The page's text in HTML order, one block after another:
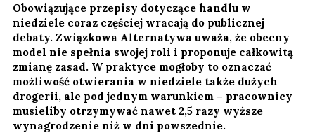
Obowiązujące przepisy dotyczące handlu w
niedziele coraz częściej wracają do publicznej
debaty. Związkowa Alternatywa uważa, że obecny
model nie spełnia swojej roli i proponuje całkowitą
zmianę zasad. W praktyce mogłoby to oznaczać
możliwość otwierania w niedziele także dużych
drogerii, ale pod jednym warunkiem – pracownicy
musieliby otrzymywać nawet 2,5 razy wyższe
wynagrodzenie niż w dni powszednie.